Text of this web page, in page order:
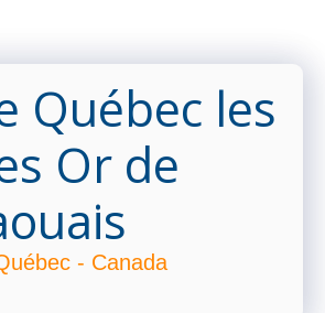
Québec les
Or de
- Canada